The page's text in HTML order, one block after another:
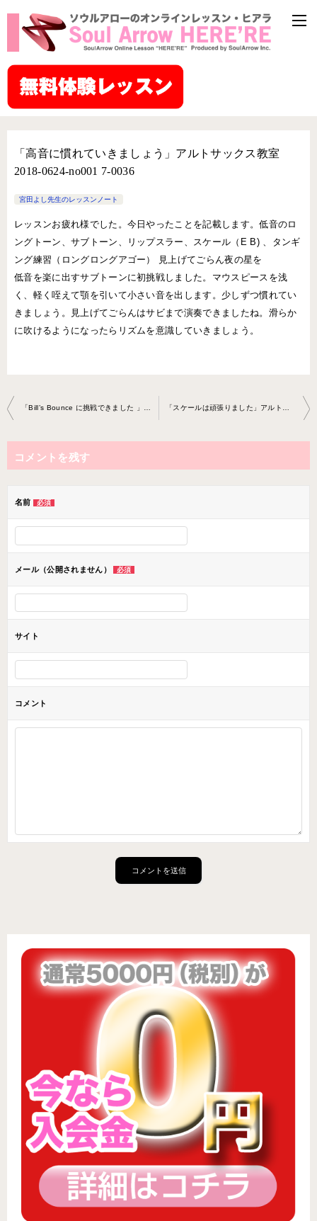
「高音に慣れていきましょう」アルトサックス教室
2018-0624-no001 7-0036
宮田よし先生のレッスンノート
レッスンお疲れ様でした。今日やったことを記載します。低音のロ
ングトーン、サブトーン、リップスラー、スケール（E B) 、タンギ
ング練習（ロングロングアゴー） 見上げてごらん夜の星を
低音を楽に出すサブトーンに初挑戦しました。マウスピースを浅
く、軽く咥えて顎を引いて小さい音を出します。少しずつ慣れてい
きましょう。見上げてごらんはサビまで演奏できましたね。滑らか
に吹けるようになったらリズムを意識していきましょう。
投
稿
ナ
ビ
ョ
ン
「Bill’s Bounce に挑戦できました 」アルトサックスレッスン2018- 0629-no0017-0037 「スケールは頑張りました」アルトサックスレッスン2018-0626-no 0017-0037
コメントを残す
名前 必須
メール（公開されません） 必須
サイト
コメント